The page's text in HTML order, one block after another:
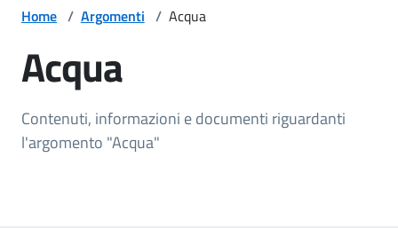
Home / Argomenti / Acqua
Acqua
Contenuti, informazioni e documenti riguardanti
l'argomento "Acqua"